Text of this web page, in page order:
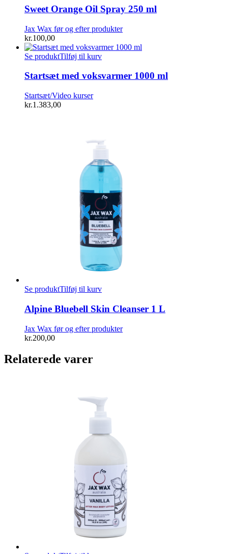
Sweet Orange Oil Spray 250 ml
Jax Wax før og efter produkter
kr.100,00
Se produktTilføj til kurv
Startsæt med voksvarmer 1000 ml
Startsæt/Video kurser
kr.1.383,00
Se produktTilføj til kurv
Alpine Bluebell Skin Cleanser 1 L
Jax Wax før og efter produkter
kr.200,00
Relaterede varer